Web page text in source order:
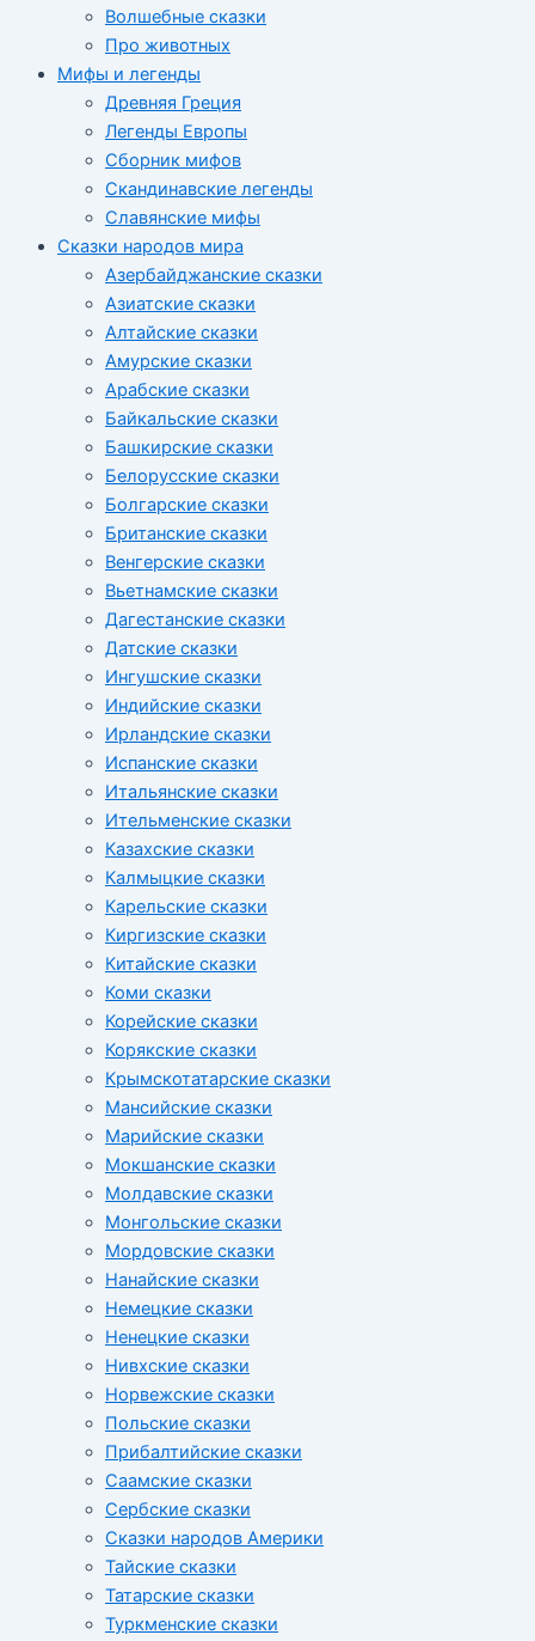
Волшебные сказки
Про животных
Мифы и легенды
Древняя Греция
Легенды Европы
Сборник мифов
Скандинавские легенды
Славянские мифы
Сказки народов мира
Азербайджанские сказки
Азиатские сказки
Алтайские сказки
Амурские сказки
Арабские сказки
Байкальские сказки
Башкирские сказки
Белорусские сказки
Болгарские сказки
Британские сказки
Венгерские сказки
Вьетнамские сказки
Дагестанские сказки
Датские сказки
Ингушские сказки
Индийские сказки
Ирландские сказки
Испанские сказки
Итальянские сказки
Ительменские сказки
Казахские сказки
Калмыцкие сказки
Карельские сказки
Киргизские сказки
Китайские сказки
Коми сказки
Корейские сказки
Корякские сказки
Крымскотатарские сказки
Мансийские сказки
Марийские сказки
Мокшанские сказки
Молдавские сказки
Монгольские сказки
Мордовские сказки
Нанайские сказки
Немецкие сказки
Ненецкие сказки
Нивхские сказки
Норвежские сказки
Польские сказки
Прибалтийские сказки
Cаамские сказки
Сербские сказки
Сказки народов Америки
Тайские сказки
Татарские сказки
Туркменские сказки